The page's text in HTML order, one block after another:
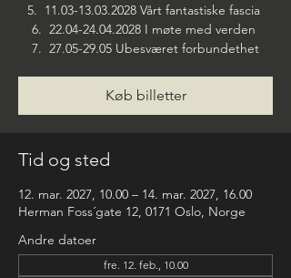
5. 11.03-13.03.2028 Vårt fantastiske fascia
6. 22.04-24.04.2028 I møte med verden
7. 27.05-29.05 Ubesværet forbundethet
Køb billetter
Tid og sted
12. mar. 2027, 10.00 – 14. mar. 2027, 16.00
Herman Foss´gate 12, 0171 Oslo, Norge
Andre datoer
fre. 12. feb., 10.00